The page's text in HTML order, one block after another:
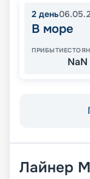
2 день
В море
ПРИБЫТИЕ
Лайнер